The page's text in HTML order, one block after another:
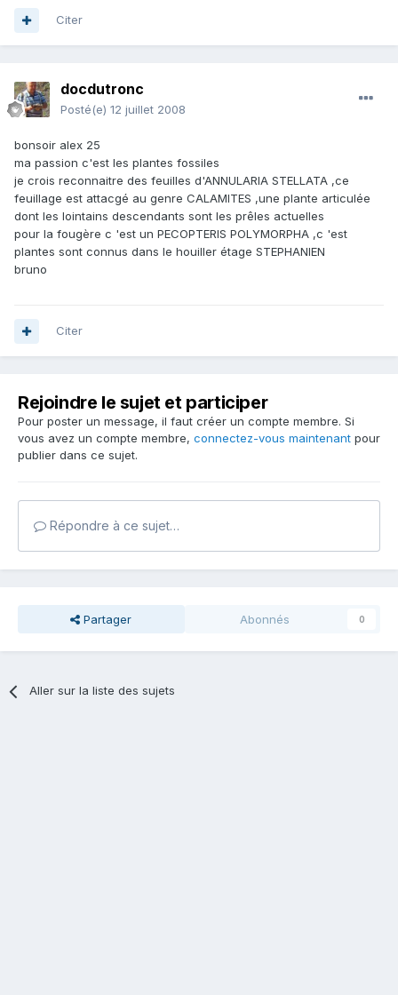
Citer
docdutronc
Posté(e) 12 juillet 2008
bonsoir alex 25
ma passion c'est les plantes fossiles
je crois reconnaitre des feuilles d'ANNULARIA STELLATA ,ce
feuillage est attacgé au genre CALAMITES ,une plante articulée
dont les lointains descendants sont les prêles actuelles
pour la fougère c 'est un PECOPTERIS POLYMORPHA ,c 'est
plantes sont connus dans le houiller étage STEPHANIEN
bruno
Citer
Rejoindre le sujet et participer
Pour poster un message, il faut créer un compte membre. Si
vous avez un compte membre, connectez-vous maintenant pour
publier dans ce sujet.
Répondre à ce sujet…
Partager Abonnés 0
Aller sur la liste des sujets